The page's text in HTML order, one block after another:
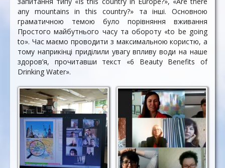
any mountains in this country?» та інші. Основною
граматичною темою було порівняння вживання
Простого майбутнього часу та обороту «to be going
to». Час маємо проводити з максимальною користю, а
тому наприкінці приділили увагу впливу води на наше
здоров’я, прочитавши текст «6 Beauty Benefits of
Drinking Water».